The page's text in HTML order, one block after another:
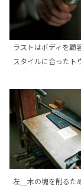
ラストはボディを顧
スタイルに合ったト
左＿木の塊を削るた